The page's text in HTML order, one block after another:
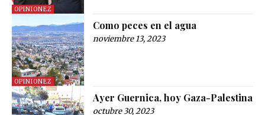
OPINIONEZ
OPINIONEZ
Como peces en el agua
noviembre 13, 2023
Ayer Guernica, hoy Gaza-Palestina
octubre 30, 2023